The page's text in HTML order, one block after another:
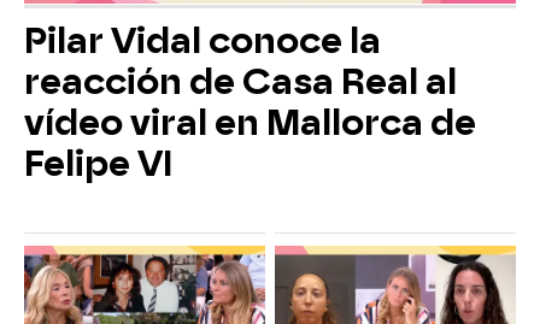
Pilar Vidal conoce la
reacción de Casa Real al
vídeo viral en Mallorca de
Felipe VI